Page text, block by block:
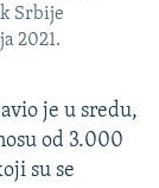
Srbije
2021.
je u sredu,
od 3.000
su se